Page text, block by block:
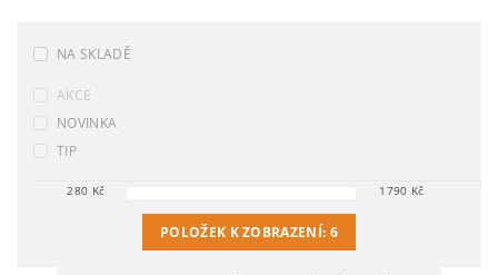
NA SKLADĚ
AKCE
NOVINKA
TIP
280 Kč 1790 Kč
POLOŽEK K ZOBRAZENÍ: 6